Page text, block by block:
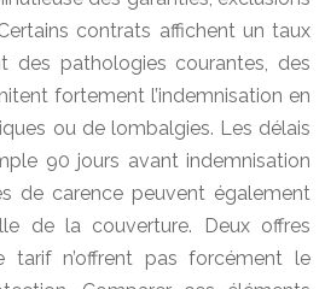
contrats affichent un taux
des pathologies courantes, des
fortement l’indemnisation en
ou de lombalgies. Les délais
90 jours avant indemnisation
de carence peuvent également
de la couverture. Deux offres
tarif n’offrent pas forcément le